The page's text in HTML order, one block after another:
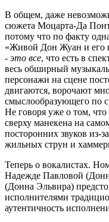
В общем, даже
сюжета Моцарта-Да
потому что по факту
«Живой Дон Жуан и его
- это все, что есть в
весь обширный
персонажи на сцене
двигаются, ворочают
смыслообразующего по
Не говоря уже о том, что
сверху манекена на
посторонних звуков из-
жильных струн и
Теперь о вокалистах.
Надежде Павловой
(Донна Эльвира)
исполнителями
аутентичность